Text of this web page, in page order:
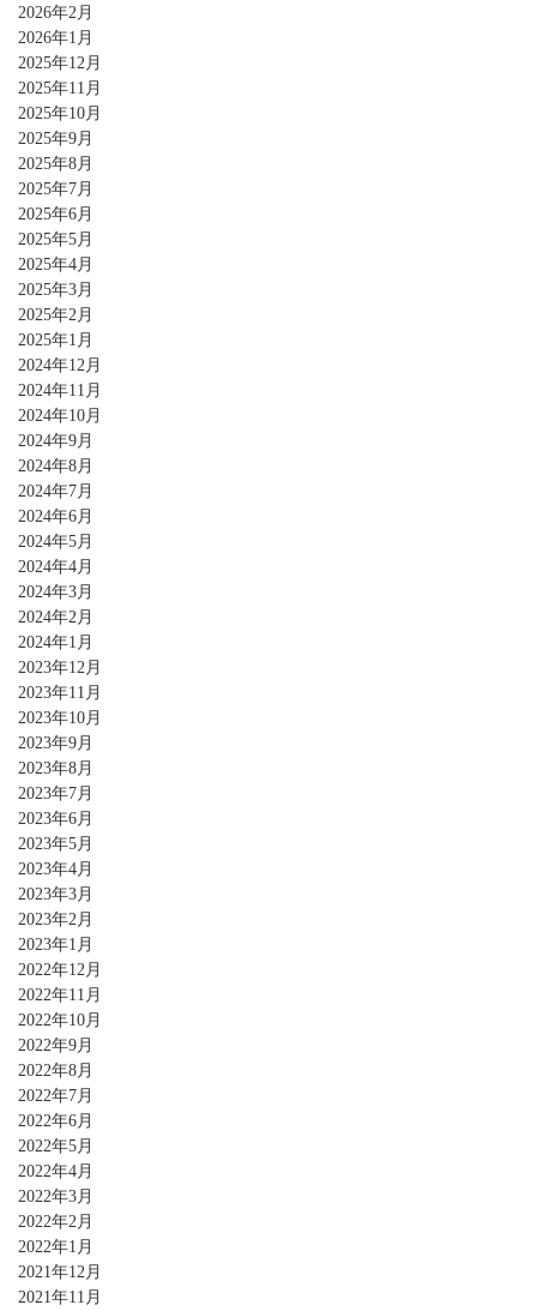
2026年2月
2026年1月
2025年12月
2025年11月
2025年10月
2025年9月
2025年8月
2025年7月
2025年6月
2025年5月
2025年4月
2025年3月
2025年2月
2025年1月
2024年12月
2024年11月
2024年10月
2024年9月
2024年8月
2024年7月
2024年6月
2024年5月
2024年4月
2024年3月
2024年2月
2024年1月
2023年12月
2023年11月
2023年10月
2023年9月
2023年8月
2023年7月
2023年6月
2023年5月
2023年4月
2023年3月
2023年2月
2023年1月
2022年12月
2022年11月
2022年10月
2022年9月
2022年8月
2022年7月
2022年6月
2022年5月
2022年4月
2022年3月
2022年2月
2022年1月
2021年12月
2021年11月